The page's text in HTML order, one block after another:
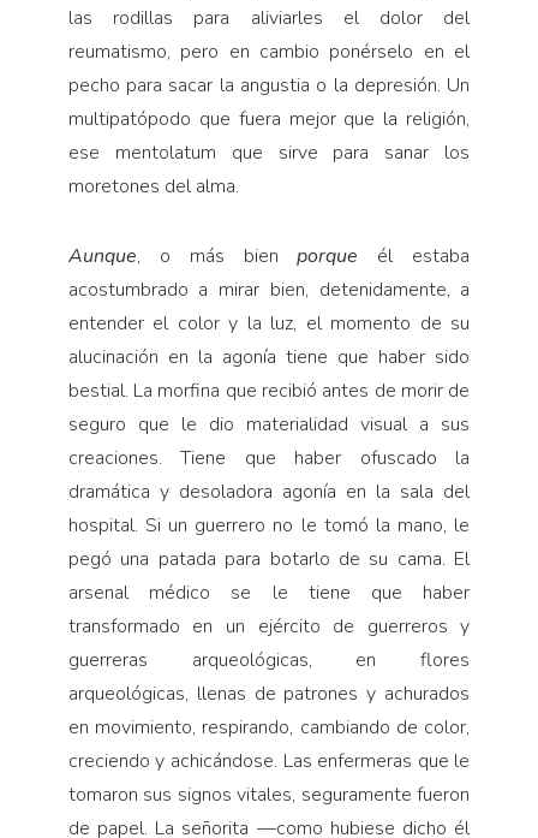
las rodillas para aliviarles el dolor del
reumatismo, pero en cambio ponérselo en el
pecho para sacar la angustia o la depresión. Un
multipatópodo que fuera mejor que la religión,
ese mentolatum que sirve para sanar los
moretones del alma.
Aunque, o más bienporque él estaba
acostumbrado a mirar bien, detenidamente, a
entender el color y la luz, el momento de su
alucinación en la agonía tiene que haber sido
bestial. La morfina que recibió antes de morir de
seguro que le dio materialidad visual a sus
creaciones. Tiene que haber ofuscado la
dramática y desoladora agonía en la sala del
hospital. Si un guerrero no le tomó la mano, le
pegó una patada para botarlo de su cama. El
arsenal médico se le tiene que haber
transformado en un ejército de guerreros y
guerreras arqueológicas, en flores
arqueológicas, llenas de patrones y achurados
en movimiento, respirando, cambiando de color,
creciendo y achicándose. Las enfermeras que le
tomaron sus signos vitales, seguramente fueron
de papel. La señorita —como hubiese dicho él